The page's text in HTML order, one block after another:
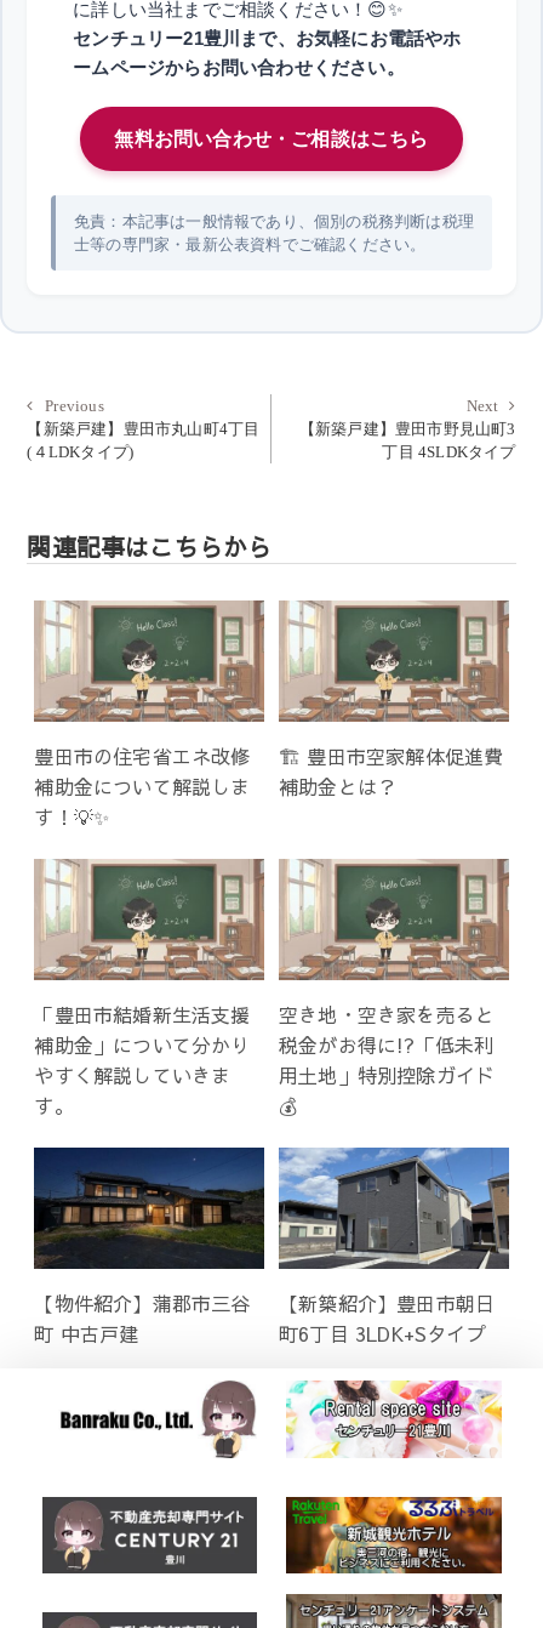
に詳しい当社までご相談ください！😊✨
センチュリー21豊川まで、お気軽にお電話やホ
ームページからお問い合わせください。
無料お問い合わせ・ご相談はこちら
免責：本記事は一般情報であり、個別の税務判断は税理
士等の専門家・最新公表資料でご確認ください。
投
稿
ナ
ゲ
ー
ョ
ン
PreviousPrevious
post:
【新築戸建】豊田市丸山町4丁目
(４LDKタイプ)
Next
post:
【新築戸建】豊田市野見山町3
丁目 4SLDKタイプ
関連記事はこちらから
豊田市の住宅省エネ改修
補助金について解説しま
す！💡✨
🏗️ 豊田市空家解体促進費
補助金とは？
「豊田市結婚新生活支援
補助金」について分かり
やすく解説していきま
す。
空き地・空き家を売ると
税金がお得に!?「低未利
用土地」特別控除ガイド
💰
【物件紹介】蒲郡市三谷
町 中古戸建
【新築紹介】豊田市朝日
町6丁目 3LDK+Sタイプ